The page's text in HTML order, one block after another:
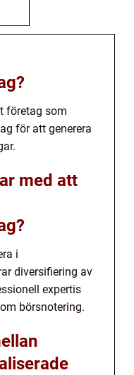
företag som
för att generera
med att
i
diversifiering av
expertis
börsnotering.